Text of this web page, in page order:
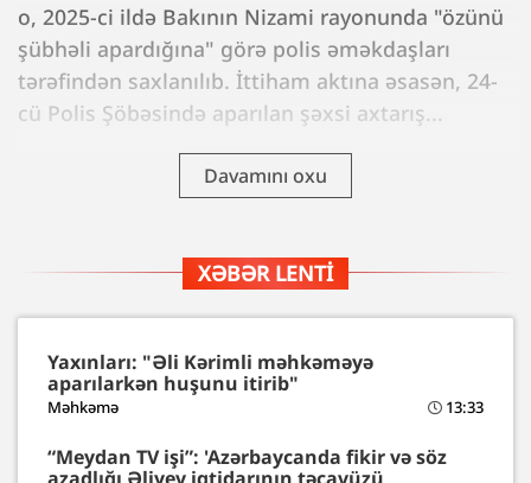
o, 2025-ci ildə Bakının Nizami rayonunda "özünü
şübhəli apardığına" görə polis əməkdaşları
tərəfindən saxlanılıb. İttiham aktına əsasən, 24-
cü Polis Şöbəsində aparılan şəxsi axtarış...
Davamını oxu
XƏBƏR LENTI
Yaxınları: "Əli Kərimli məhkəməyə
aparılarkən huşunu itirib"
Məhkəmə 13:33
“Meydan TV işi”: 'Azərbaycanda fikir və söz